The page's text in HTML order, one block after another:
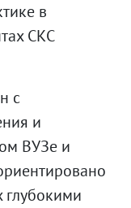
в
СКС
с
и
ВУЗе и
глубокими